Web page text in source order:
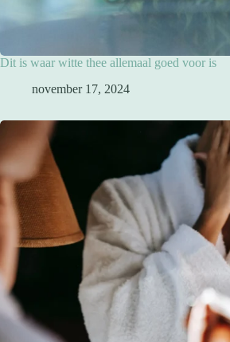
Dit is waar witte thee allemaal goed voor is
november 17, 2024